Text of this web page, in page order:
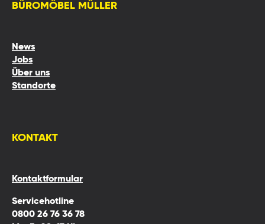
BÜROMÖBEL MÜLLER
News
Jobs
Über uns
Standorte
KONTAKT
Kontaktformular
Servicehotline
0800 26 76 36 78